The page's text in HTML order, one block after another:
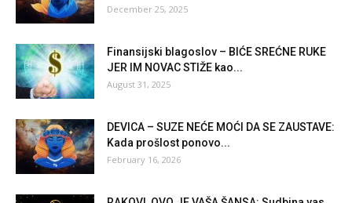
December 25, 2025
Finansijski blagoslov – BIĆE SREĆNE RUKE
JER IM NOVAC STIŽE kao...
August 31, 2025
DEVICA – SUZE NEĆE MOĆI DA SE ZAUSTAVE:
Kada prošlost ponovo...
February 16, 2026